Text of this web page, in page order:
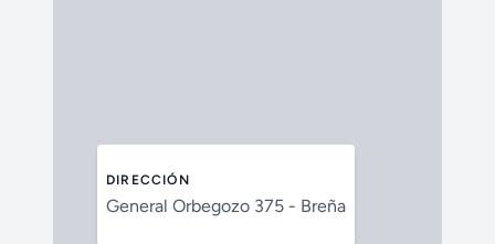
DIRECCIÓN
General Orbegozo 375 - Breña